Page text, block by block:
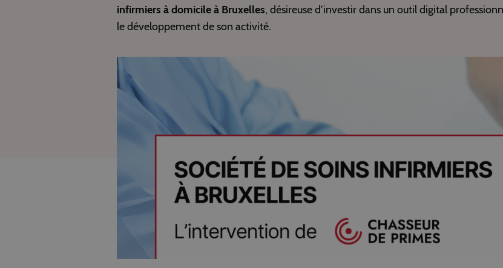
infirmiers à domicile à Bruxelles, désireuse d’investir dans un outil digital
le développement de son activité.